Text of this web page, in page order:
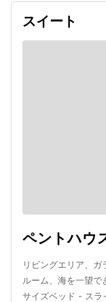
スイート
ペントハウ
リビングエリア、
ルーム、海を一望
サイズベッド - スラ